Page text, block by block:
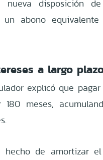
nueva disposición
un abono
a largo
explicó que
180 meses,
hecho de amortizar